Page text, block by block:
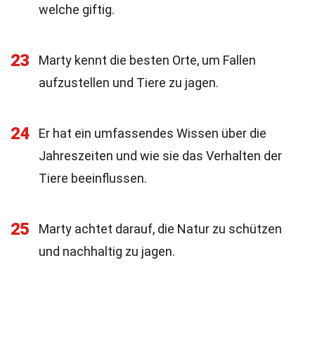
welche giftig.
23
Marty kennt die besten Orte, um Fallen
aufzustellen und Tiere zu jagen.
24
Er hat ein umfassendes Wissen über die
Jahreszeiten und wie sie das Verhalten der
Tiere beeinflussen.
25
Marty achtet darauf, die Natur zu schützen
und nachhaltig zu jagen.